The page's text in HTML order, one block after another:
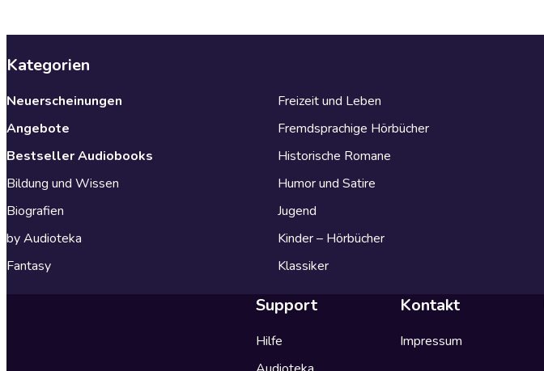
Kategorien
Neuerscheinungen
Angebote
Bestseller Audiobooks
Bildung und Wissen
Biografien
by Audioteka
Fantasy
Freizeit und Leben
Fremdsprachige Hörbücher
Historische Romane
Humor und Satire
Jugend
Kinder – Hörbücher
Klassiker
Support
Hilfe
Kontakt
Impressum